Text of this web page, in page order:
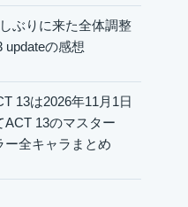
しぶりに来た全体調整
updateの感想
13は2026年11月1日
ACT 13のマスター
ー全キャラまとめ